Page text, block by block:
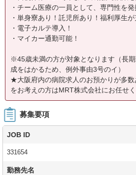
・チーム医療の一員として、専門性を発
・単身寮あり！託児所あり！福利厚生が
・電子カルテ導入！
・マイカー通勤可能！
※45歳未満の方が対象となります（長
成をはかるため、例外事由3号のイ）
★大阪府内の病院求人のお預かりが多
をお考えの方はMRT株式会社にお任せく
募集要項
JOB ID
331654
勤務先名